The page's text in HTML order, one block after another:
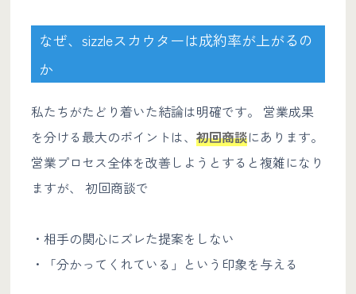
なぜ、sizzleスカウターは成約率が上がるの
か
私たちがたどり着いた結論は明確です。 営業成果
を分ける最大のポイントは、 初回商談にあります。
営業プロセス全体を改善しようとすると複雑になり
ますが、 初回商談で
・相手の関心にズレた提案をしない
・「分かってくれている」という印象を与える